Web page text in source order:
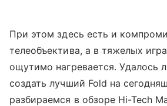
При этом здесь есть и
телеобъектива, а в тяжелых
ощутимо нагревается. Удалось
создать лучший Fold на
разбираемся в обзоре Hi-Tech